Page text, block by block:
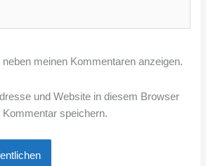
neben meinen Kommentaren anzeigen.
und Website in diesem Browser
speichern.